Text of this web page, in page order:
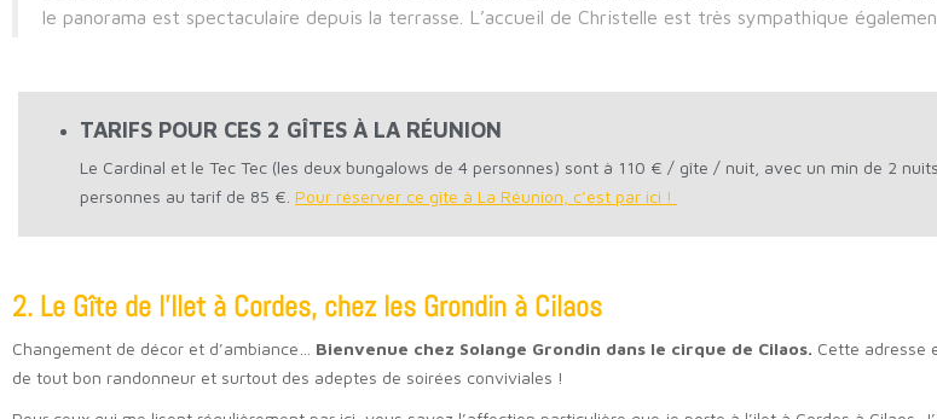
le panorama est spectaculaire depuis la terrasse. L’accueil de Christelle est très sympathique
TARIFS POUR CES 2 GÎTES À LA RÉUNION
Le Cardinal et le Tec Tec (les deux bungalows de 4 personnes) sont à 110 € / gîte / nuit, avec un min de 2 nuits.
personnes au tarif de 85 €. Pour réserver ce gîte à La Réunion, c’est par ici !
2. Le Gîte de l’Ilet à Cordes, chez les Grondin à Cilaos
Changement de décor et d’ambiance… Bienvenue chez Solange Grondin dans le cirque de Cilaos. Cette adresse
de tout bon randonneur et surtout des adeptes de soirées conviviales !